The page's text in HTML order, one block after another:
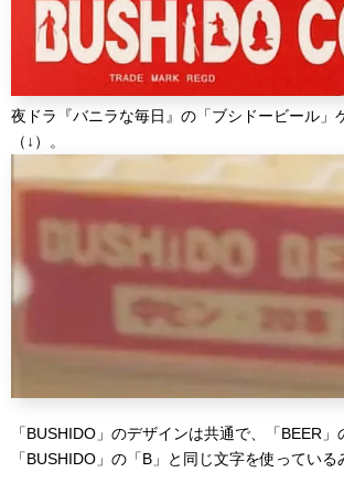
夜ドラ『バニラな毎日』の「ブシドービール」
（↓）。
「BUSHIDO」のデザインは共通で、「BEER」
「BUSHIDO」の「B」と同じ文字を使っている